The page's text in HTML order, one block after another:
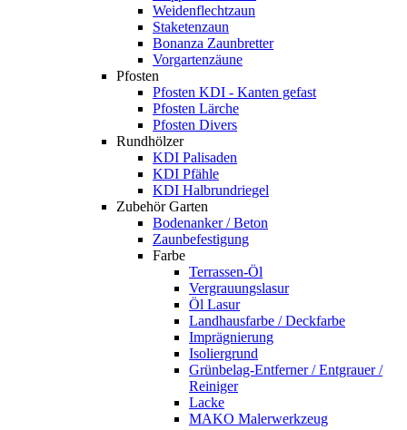
Weidenflechtzaun
Staketenzaun
Bonanza Zaunbretter
Vorgartenzäune
Pfosten
Pfosten KDI - Kanten gefast
Pfosten Lärche
Pfosten Divers
Rundhölzer
KDI Palisaden
KDI Pfähle
KDI Halbrundriegel
Zubehör Garten
Bodenanker / Beton
Zaunbefestigung
Farbe
Terrassen-Öl
Vergrauungslasur
Öl Lasur
Landhausfarbe / Deckfarbe
Imprägnierung
Isoliergrund
Grünbelag-Entferner / Entgrauer /
Reiniger
Lacke
MAKO Malerwerkzeug